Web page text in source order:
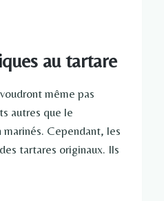
au tartare
même pas
autres que le
marinés. Cependant, les
tartares originaux. Ils